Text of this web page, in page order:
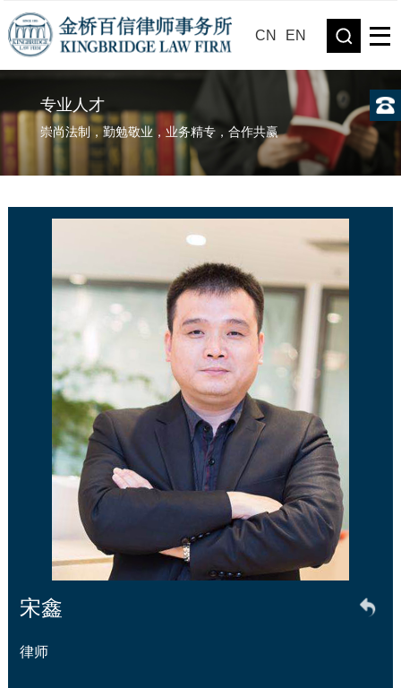
CN EN
专业人才
崇尚法制，勤勉敬业，业务精专，合作共赢
宋鑫
律师